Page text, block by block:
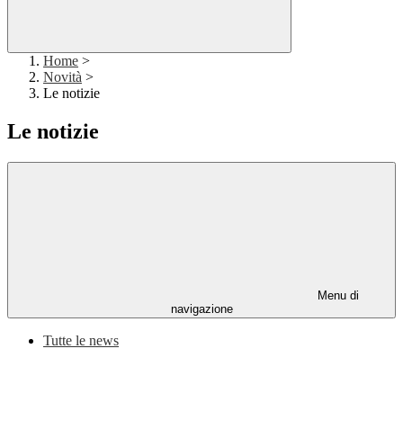
Home >
Novità >
Le notizie
Le notizie
Menu di
navigazione
Tutte le news